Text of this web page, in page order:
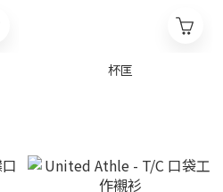
杯匡